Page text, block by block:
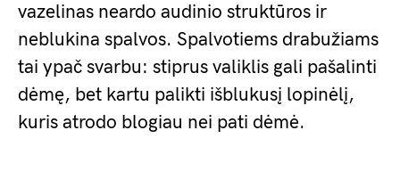
vazelinas neardo audinio struktūros ir
neblukina spalvos. Spalvotiems drabužiams
tai ypač svarbu: stiprus valiklis gali pašalinti
dėmę, bet kartu palikti išblukusį lopinėlį,
kuris atrodo blogiau nei pati dėmė.